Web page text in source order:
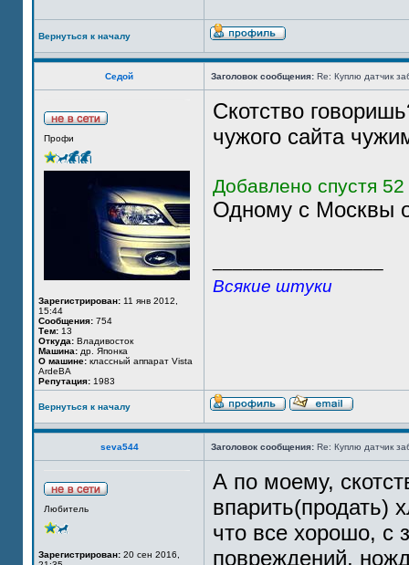
Вернуться к началу
Седой Заголовок сообщения: Re: Куплю датчик
Профи
Зарегистрирован: 11 янв 2012,
15:44
Сообщения: 754
Тем: 13
Откуда: Владивосток
Машина: др. Японка
О машине: классный аппарат Vista
ArdeВА
Репутация: 1983
Скотство
чужого сайта
Добавлено спустя
Одному с Москвы
Всякие штуки
Вернуться к началу
seva544 Заголовок сообщения: Re: Куплю датчик
Любитель
Зарегистрирован: 20 сен 2016,
А по моему,
впарить(продать)
что все хорошо, с
повреждений,